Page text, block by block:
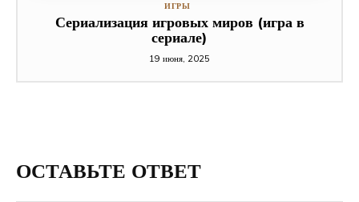
ИГРЫ
Сериализация игровых миров (игра в
сериале)
19 июня, 2025
ОСТАВЬТЕ ОТВЕТ